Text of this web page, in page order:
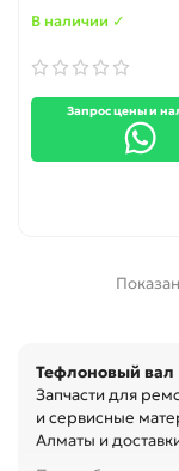
В наличии ✓
Запрос цены и
Тефлоновый вал
Запчасти для
и сервисные
Алматы и